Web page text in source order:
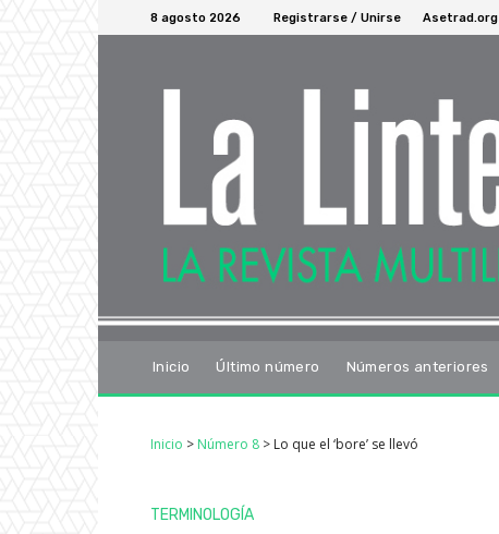
8 agosto 2026 Registrarse / Unirse Asetrad.org
Inicio Último número Números anteriores
Inicio > Número 8 > Lo que el ‘bore’ se llevó
TERMINOLOGÍA